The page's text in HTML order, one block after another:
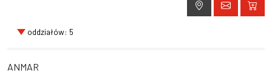
oddziałów: 5
ANMAR